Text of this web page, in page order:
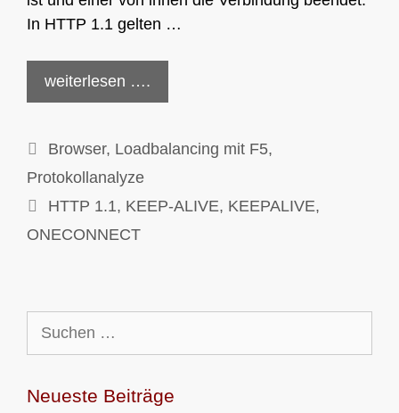
In HTTP 1.1 gelten …
weiterlesen ….
Kategorien
Browser, Loadbalancing mit F5,
Protokollanalyze
Schlagwörter
HTTP 1.1, KEEP-ALIVE, KEEPALIVE,
ONECONNECT
nach:
Neueste Beiträge